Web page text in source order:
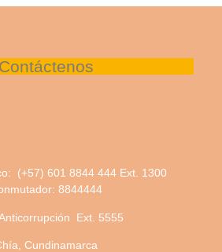
Contáctenos
(+57) 601 8844 444 Ext. 1300
8844444
Ext. 5555
Cundinamarca